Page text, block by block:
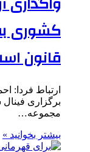
کشوری
قانون
ارتباط فردا:
برگزاری فینال
مجموعه…
بیشتر بخوانید »